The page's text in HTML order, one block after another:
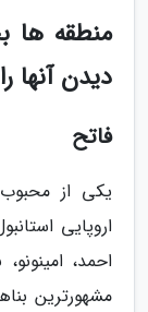
منطقه ها
دیدن آنها
فاتح
یکی از
اروپایی
احمد،
مشهورترین